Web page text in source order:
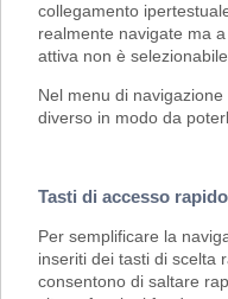
collegamento
realmente navigate ma
attiva non è
Nel menu di
diverso in modo da
Tasti di accesso
Per semplificare la
inseriti dei tasti di scelta
consentono di saltare